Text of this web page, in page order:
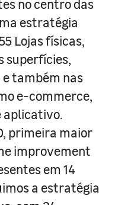
no centro das
estratégia
Lojas físicas,
superfícies,
e também nas
e-commerce,
aplicativo.
primeira maior
improvement
em 14
a estratégia